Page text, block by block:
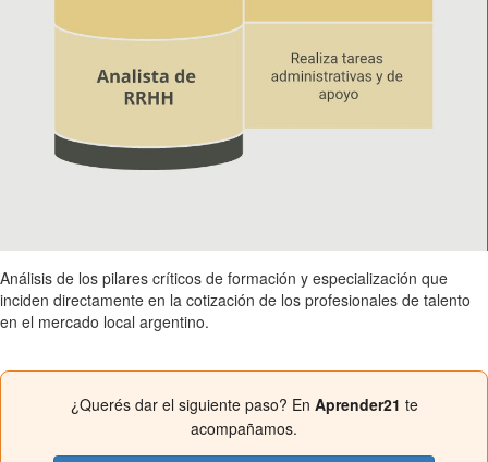
Análisis de los pilares críticos de formación y especialización que
inciden directamente en la cotización de los profesionales de talento
en el mercado local argentino.
¿Querés dar el siguiente paso? En Aprender21 te
acompañamos.